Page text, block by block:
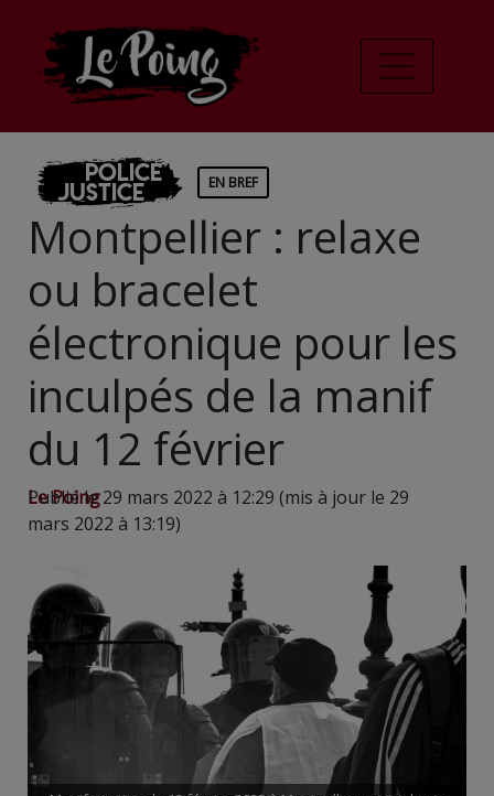
Police
Justice EN BREF
Montpellier : relaxe
ou bracelet
électronique pour les
inculpés de la manif
du 12 février
Le Poing
Publié le 29 mars 2022 à 12:29 (mis à jour le 29
mars 2022 à 13:19)